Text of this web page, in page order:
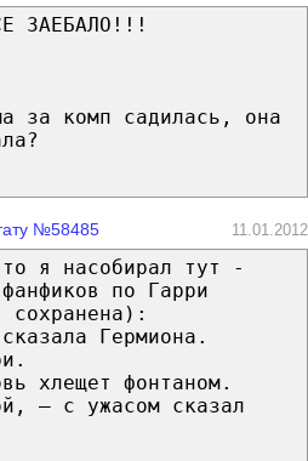
ЗАЕБАЛО!!!
за комп садилась, она
№58485 11.01.2012
я насобирал тут -
по Гарри
сохранена):
Гермиона.
хлещет фонтаном.
— с ужасом сказал